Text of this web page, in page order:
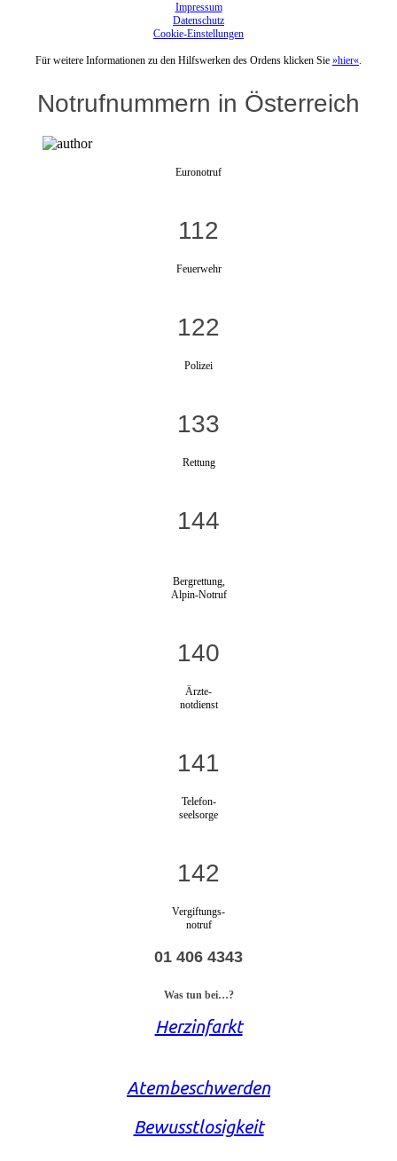
Impressum
Datenschutz
Cookie-Einstellungen
Für weitere Informationen zu den Hilfswerken des Ordens klicken Sie »hier«
Notrufnummern in Österreich
Euronotruf
112
Feuerwehr
122
Polizei
133
Rettung
144
Bergrettung,
Alpin-Notruf
140
Ärzte-
notdienst
141
Telefon-
seelsorge
142
Vergiftungs-
notruf
01 406 4343
Was tun bei…?
Herzinfarkt
Atembeschwerden
Bewusstlosigkeit